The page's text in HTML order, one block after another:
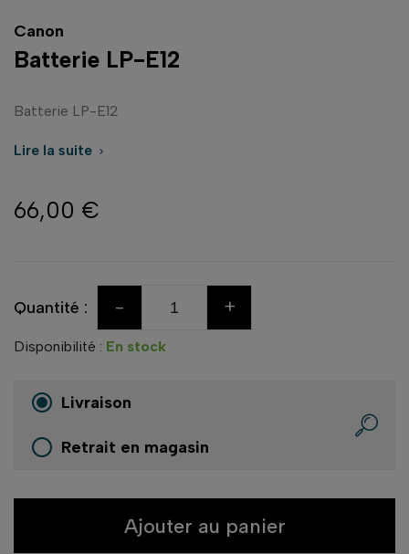
Canon
Batterie LP-E12
Batterie LP-E12
Lire la suite 
66,00 €
Quantité : - +
Disponibilité : En stock
Livraison
Retrait en magasin
Ajouter au panier